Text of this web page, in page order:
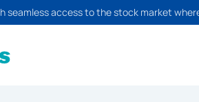
access to the stock market